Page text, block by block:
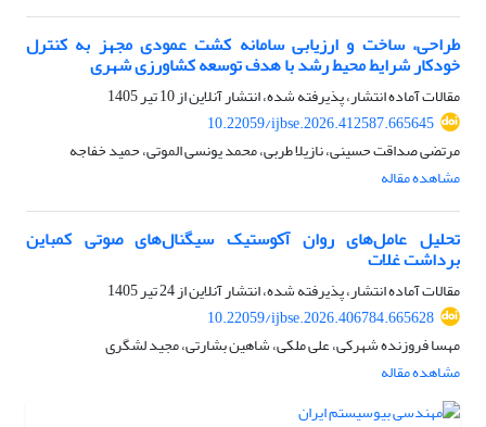
طراحی، ساخت و ارزیابی سامانه کشت عمودی مجهز به کنترل
خودکار شرایط محیط رشد با هدف توسعه کشاورزی شهری
مقالات آماده انتشار، پذیرفته شده، انتشار آنلاین از10 تیر 1405
10.22059/ijbse.2026.412587.665645
مرتضی صداقت حسینی، نازیلا طربی، محمد یونسی الموتی، حمید خفاجه
مشاهده مقاله
تحلیل عامل‌های روان آکوستیک سیگنال‌های صوتی کمباین
برداشت غلات
مقالات آماده انتشار، پذیرفته شده، انتشار آنلاین از24 تیر 1405
10.22059/ijbse.2026.406784.665628
مهسا فروزنده شهرکی، علی ملکی، شاهین بشارتی، مجید لشگری
مشاهده مقاله